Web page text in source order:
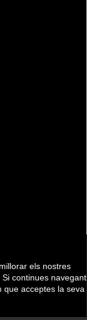
els nostres
continues navegant
que acceptes la seva